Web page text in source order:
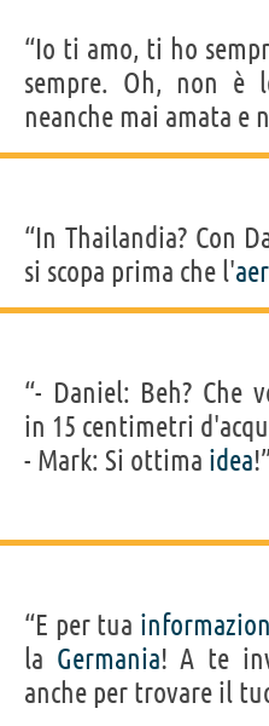
“Io ti amo, ti ho
sempre. Oh, non è
neanche mai amata e
“In Thailandia? Con
si scopa prima che l'
“- Daniel: Beh? Che
in 15 centimetri
- Mark: Si ottima idea!”
“E per tua
la Germania! A te
anche per trovare il